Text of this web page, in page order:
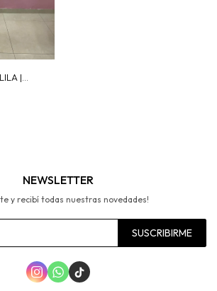
|
NEWSLETTER
y recibí todas nuestras novedades!
SUSCRIBIRME
  